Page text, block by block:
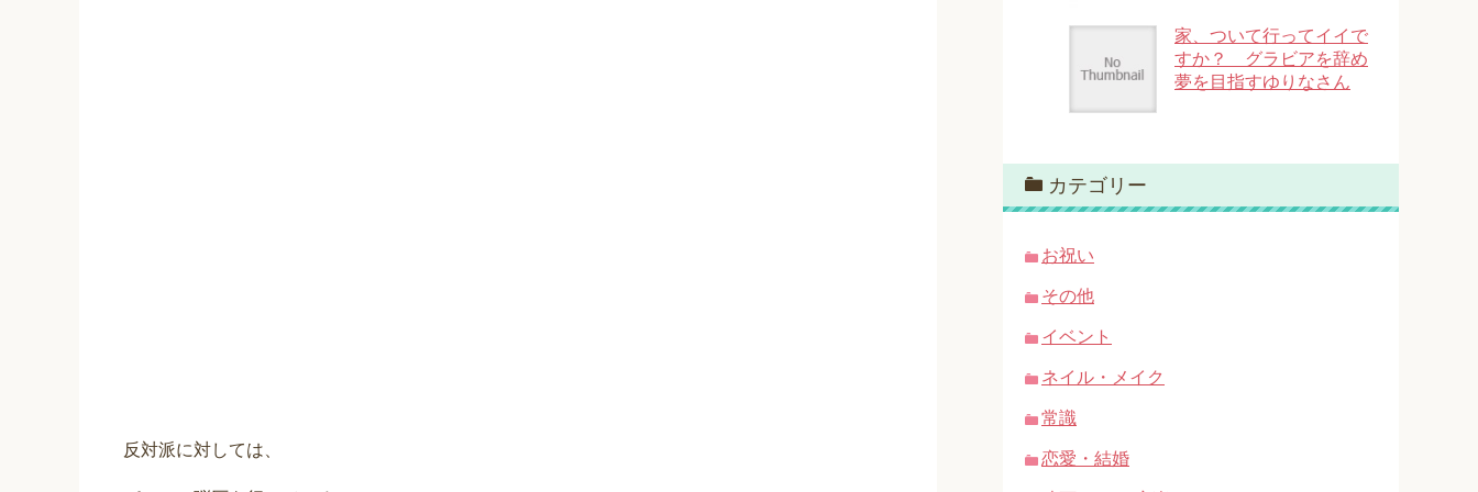
反対派に対しては、
家、ついて行ってイイで
すか？ グラビアを辞め
夢を目指すゆりなさん
カテゴリー
お祝い
その他
イベント
ネイル・メイク
常識
恋愛・結婚